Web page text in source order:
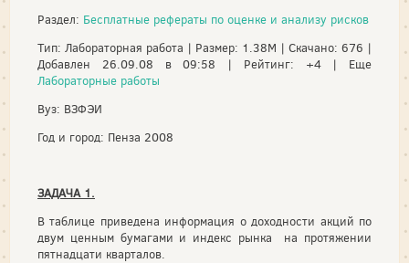
Раздел: Бесплатные рефераты по оценке и анализу рисков
Тип: Лабораторная работа | Размер: 1.38M | Скачано: 676 |
Добавлен 26.09.08 в 09:58 | Рейтинг: +4 | Еще
Лабораторные работы
Вуз: ВЗФЭИ
Год и город: Пенза 2008
ЗАДАЧА 1.
В таблице приведена информация о доходности акций по
двум ценным бумагами и индекс рынка на протяжении
пятнадцати кварталов.